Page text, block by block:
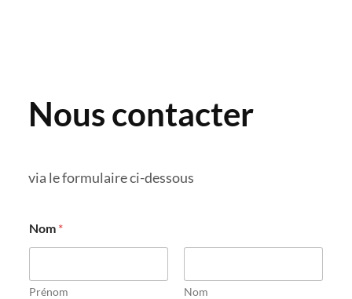
Nous contacter
via le formulaire ci-dessous
Nom *
Prénom Nom